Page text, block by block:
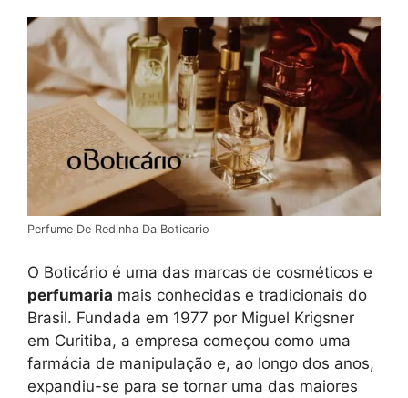
Perfume De Redinha Da Boticario
O Boticário é uma das marcas de cosméticos e
perfumaria mais conhecidas e tradicionais do
Brasil. Fundada em 1977 por Miguel Krigsner
em Curitiba, a empresa começou como uma
farmácia de manipulação e, ao longo dos anos,
expandiu-se para se tornar uma das maiores